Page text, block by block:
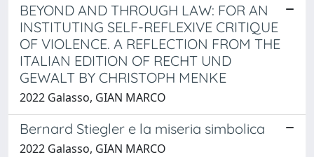
BEYOND AND THROUGH LAW: FOR AN
INSTITUTING SELF-REFLEXIVE CRITIQUE
OF VIOLENCE. A REFLECTION FROM THE
ITALIAN EDITION OF RECHT UND
GEWALT BY CHRISTOPH MENKE
2022 Galasso, GIAN MARCO
Bernard Stiegler e la miseria simbolica
2022 Galasso, GIAN MARCO